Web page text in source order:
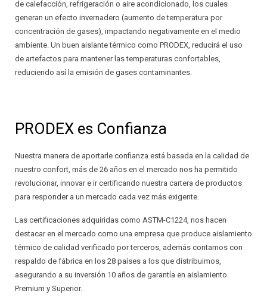
de calefacción, refrigeración o aire acondicionado, los cuales
generan un efecto invernadero (aumento de temperatura por
concentración de gases), impactando negativamente en el medio
ambiente. Un buen aislante térmico como PRODEX, reducirá el uso
de artefactos para mantener las temperaturas confortables,
reduciendo así la emisión de gases contaminantes.
PRODEX es Confianza
Nuestra manera de aportarle confianza está basada en la calidad de
nuestro confort, más de 26 años en el mercado nos ha permitido
revolucionar, innovar e ir certificando nuestra cartera de productos
para responder a un mercado cada vez más exigente.
Las certificaciones adquiridas como ASTM-C1224, nos hacen
destacar en el mercado como una empresa que produce aislamiento
térmico de calidad verificado por terceros, además contamos con
respaldo de fábrica en los 28 países a los que distribuimos,
asegurando a su inversión 10 años de garantía en aislamiento
Premium y Superior.